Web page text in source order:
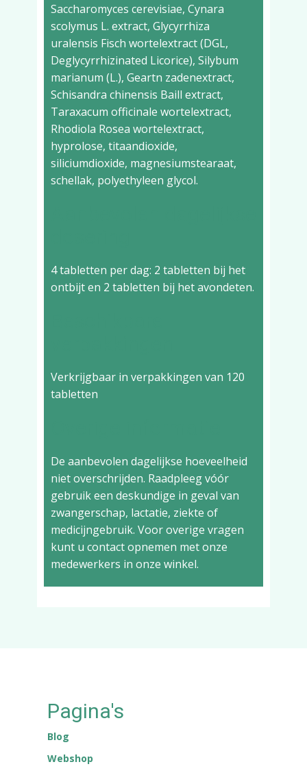
Saccharomyces cerevisiae, Cynara
scolymus L. extract, Glycyrrhiza
uralensis Fisch wortelextract (DGL,
Deglycyrrhizinated Licorice), Silybum
marianum (L.), Geartn zadenextract,
Schisandra chinensis Baill extract,
Taraxacum officinale wortelextract,
Rhodiola Rosea wortelextract,
hyprolose, titaandioxide,
siliciumdioxide, magnesiumstearaat,
schellak, polyethyleen glycol.
4 tabletten per dag: 2 tabletten bij het
ontbijt en 2 tabletten bij het avondeten.
Verkrijgbaar in verpakkingen van 120
tabletten
De aanbevolen dagelijkse hoeveelheid
niet overschrijden. Raadpleeg vóór
gebruik een deskundige in geval van
zwangerschap, lactatie, ziekte of
medicijngebruik. Voor overige vragen
kunt u contact opnemen met onze
medewerkers in onze winkel.
Pagina's
Blog
Webshop